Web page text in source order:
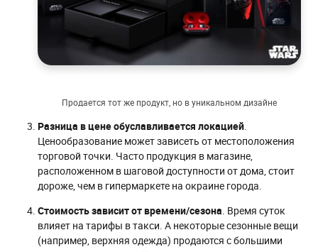
Продается тот же продукт, но в уникальном дизайне
Разница в цене обуславливается локацией.
Ценообразование может зависеть от местоположения
торговой точки. Часто продукция в магазине,
расположенном в шаговой доступности от дома, стоит
дороже, чем в гипермаркете на окраине города.
Стоимость зависит от времени/сезона. Время суток
влияет на тарифы в такси. А некоторые сезонные вещи
(например, верхняя одежда) продаются с большими